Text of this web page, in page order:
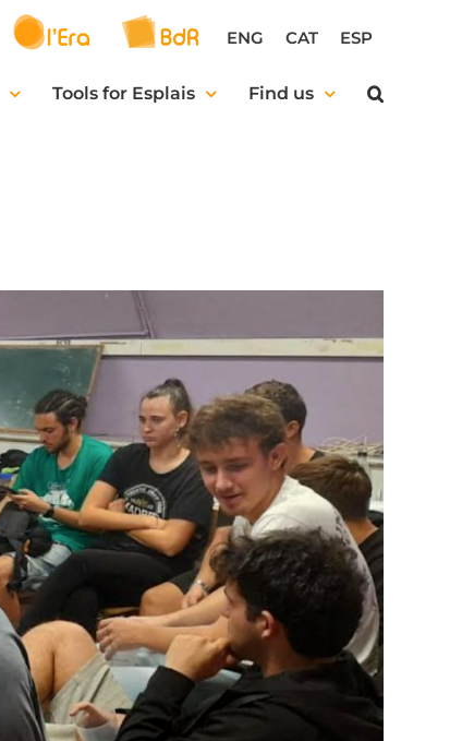
ENG CAT ESP
Tools for Esplais Find us